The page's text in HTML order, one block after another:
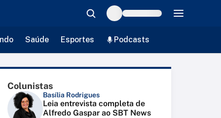
Saúde Esportes Podcasts
Colunistas
Basília Rodrigues
Leia entrevista completa de
Alfredo Gaspar ao SBT News